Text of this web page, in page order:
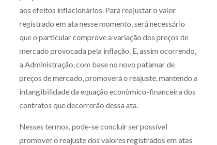
aos efeitos inflacionários. Para reajustar o valor
registrado em ata nesse momento, será necessário
que o particular comprove a variação dos preços de
mercado provocada pela inflação. E, assim ocorrendo,
a Administração, com base no novo patamar de
preços de mercado, promoverá o reajuste, mantendo a
intangibilidade da equação econômico-financeira dos
contratos que decorrerão dessa ata.
Nesses termos, pode-se concluir ser possível
promover o reajuste dos valores registrados em atas